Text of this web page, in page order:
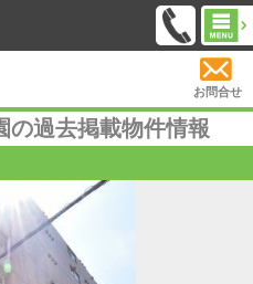
お問合せ
の過去掲載物件情報